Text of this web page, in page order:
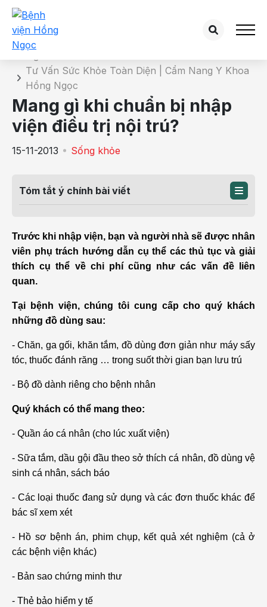
Chi tiết bài tư vấn
Tư Vấn Sức Khỏe Toàn Diện | Cẩm Nang Y Khoa
Hồng Ngọc
Mang gì khi chuẩn bị nhập
viện điều trị nội trú?
15-11-2013 Sống khỏe
Tóm tắt ý chính bài viết
Trước khi nhập viện, bạn và người nhà sẽ được nhân
viên phụ trách hướng dẫn cụ thể các thủ tục và giải
thích cụ thể về chi phí cũng như các vấn đề liên
quan.
Tại bệnh viện, chúng tôi cung cấp cho quý khách
những đồ dùng sau:
- Chăn, ga gối, khăn tắm, đồ dùng đơn giản như máy sấy
tóc, thuốc đánh răng … trong suốt thời gian bạn lưu trú
- Bộ đồ dành riêng cho bệnh nhân
Quý khách có thể mang theo:
- Quần áo cá nhân (cho lúc xuất viện)
- Sữa tắm, dầu gội đầu theo sở thích cá nhân, đồ dùng vệ
sinh cá nhân, sách báo
- Các loại thuốc đang sử dụng và các đơn thuốc khác để
bác sĩ xem xét
- Hồ sơ bệnh án, phim chụp, kết quả xét nghiệm (cả ở
các bệnh viện khác)
- Bản sao chứng minh thư
- Thẻ bảo hiểm y tế